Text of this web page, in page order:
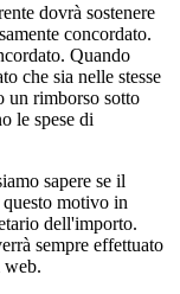
dovrà sostenere
concordato.
Quando
che sia nelle stesse
un rimborso sotto
le spese di
sapere se il
motivo in
dell'importo.
sempre effettuato
web.